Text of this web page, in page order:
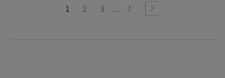
1 2 3 7